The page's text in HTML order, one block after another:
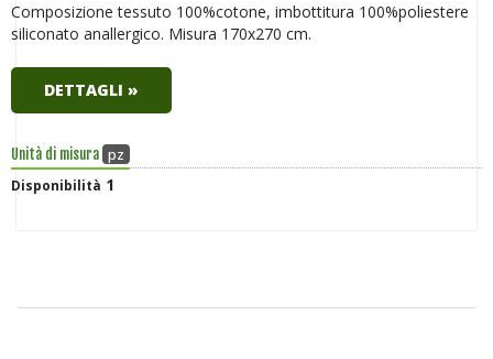
Composizione tessuto 100%cotone, imbottitura 100%poliestere
siliconato anallergico. Misura 170x270 cm.
DETTAGLI »
Unità di misura pz
Disponibilità 1